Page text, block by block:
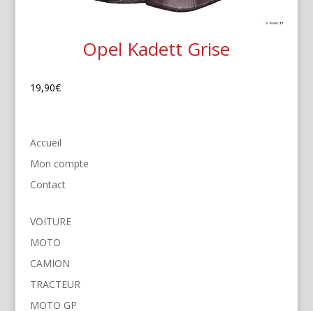
Opel Kadett Grise
19,90€
Accueil
Mon compte
Contact
VOITURE
MOTO
CAMION
TRACTEUR
MOTO GP